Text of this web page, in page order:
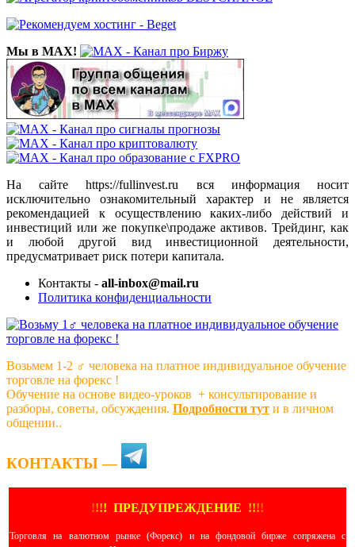
Мы в MAX!
На сайте https://fullinvest.ru вся информация носит
исключительно ознакомительный характер и не является
рекомендацией к осуществлению каких-либо действий и
инвестиций или же покупке\продаже активов. Трейдинг, как
и любой другой вид инвестиционной деятельности,
предусматривает риск потери капитала.
Контакты - all-inbox@mail.ru
Политика конфиденциальности
Возьмем 1-2 ‍♂️ человека на платное индивидуальное обучение
торговле на форекс !
Обучение на основе видео-уроков ️ + консультирование и
разборы, советы, обсуждения. Подробности тут и в личном
общении..
КОНТАКТЫ —
!!!! ПРЕДУПРЕЖДЕНИЕ !!!!
Торговля на валютном рынке (Форекс) и на фондовой бирже сопряжена с